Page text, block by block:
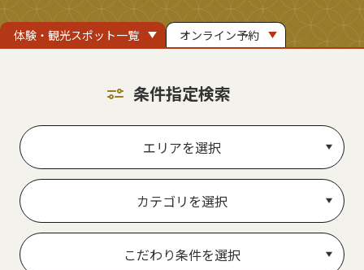
体験・観光スポット一覧 オンライン予約
条件指定検索
エリアを選択
カテゴリを選択
こだわり条件を選択